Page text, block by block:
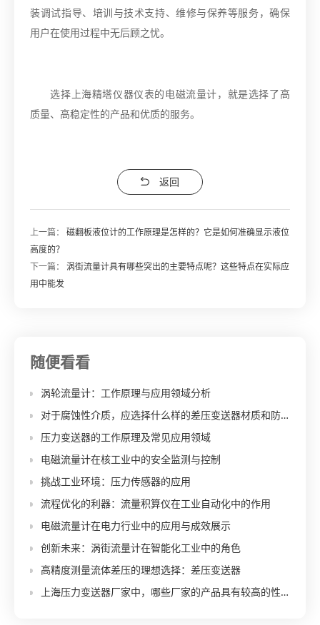
装调试指导、培训与技术支持、维修与保养等服务，确保
用户在使用过程中无后顾之忧。
选择上海精塔仪器仪表的电磁流量计，就是选择了高
质量、高稳定性的产品和优质的服务。
返回
上一篇：磁翻板液位计的工作原理是怎样的？它是如何准确显示液位
高度的？
下一篇：涡街流量计具有哪些突出的主要特点呢？这些特点在实际应
用中能发
随便看看
涡轮流量计：工作原理与应用领域分析
对于腐蚀性介质，应选择什么样的差压变送器材质和防护措施？
压力变送器的工作原理及常见应用领域
电磁流量计在核工业中的安全监测与控制
挑战工业环境：压力传感器的应用
流程优化的利器：流量积算仪在工业自动化中的作用
电磁流量计在电力行业中的应用与成效展示
创新未来：涡街流量计在智能化工业中的角色
高精度测量流体差压的理想选择：差压变送器
上海压力变送器厂家中，哪些厂家的产品具有较高的性价比，并且能够保证良好的质量和性能？